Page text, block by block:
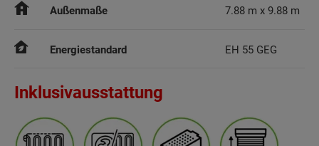
Außenmaße 7.88 m x 9.88 m
Energiestandard EH 55 GEG
Inklusivausstattung